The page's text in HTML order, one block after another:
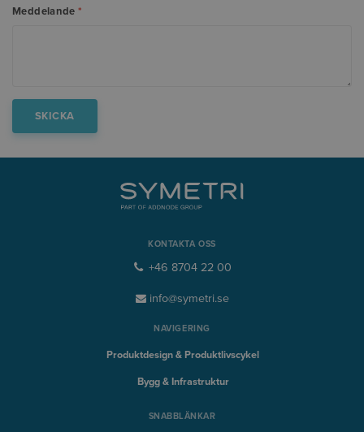
Meddelande*
KONTAKTA OSS
+46 8704 22 00
info@symetri.se
NAVIGERING
Produktdesign & Produktlivscykel
Bygg & Infrastruktur
SNABBLÄNKAR